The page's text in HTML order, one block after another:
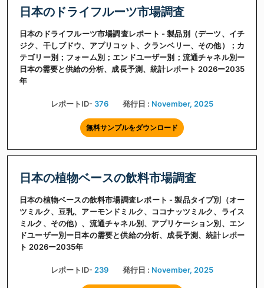
日本のドライフルーツ市場調査
日本のドライフルーツ市場調査レポート - 製品別（デーツ、イチ
ジク、干しブドウ、アプリコット、クランベリー、その他）；カ
テゴリー別；フォーム別；エンドユーザー別；流通チャネル別ー
日本の需要と供給の分析、成長予測、統計レポート 2026ー2035
年
レポートID- 376 発行日 : November, 2025
無料サンプルをダウンロード
日本の植物ベースの飲料市場調査
日本の植物ベースの飲料市場調査レポート - 製品タイプ別（オー
ツミルク、豆乳、アーモンドミルク、ココナッツミルク、ライス
ミルク、その他）、流通チャネル別、アプリケーション別、エン
ドユーザー別ー日本の需要と供給の分析、成長予測、統計レポー
ト 2026ー2035年
レポートID- 239 発行日 : November, 2025